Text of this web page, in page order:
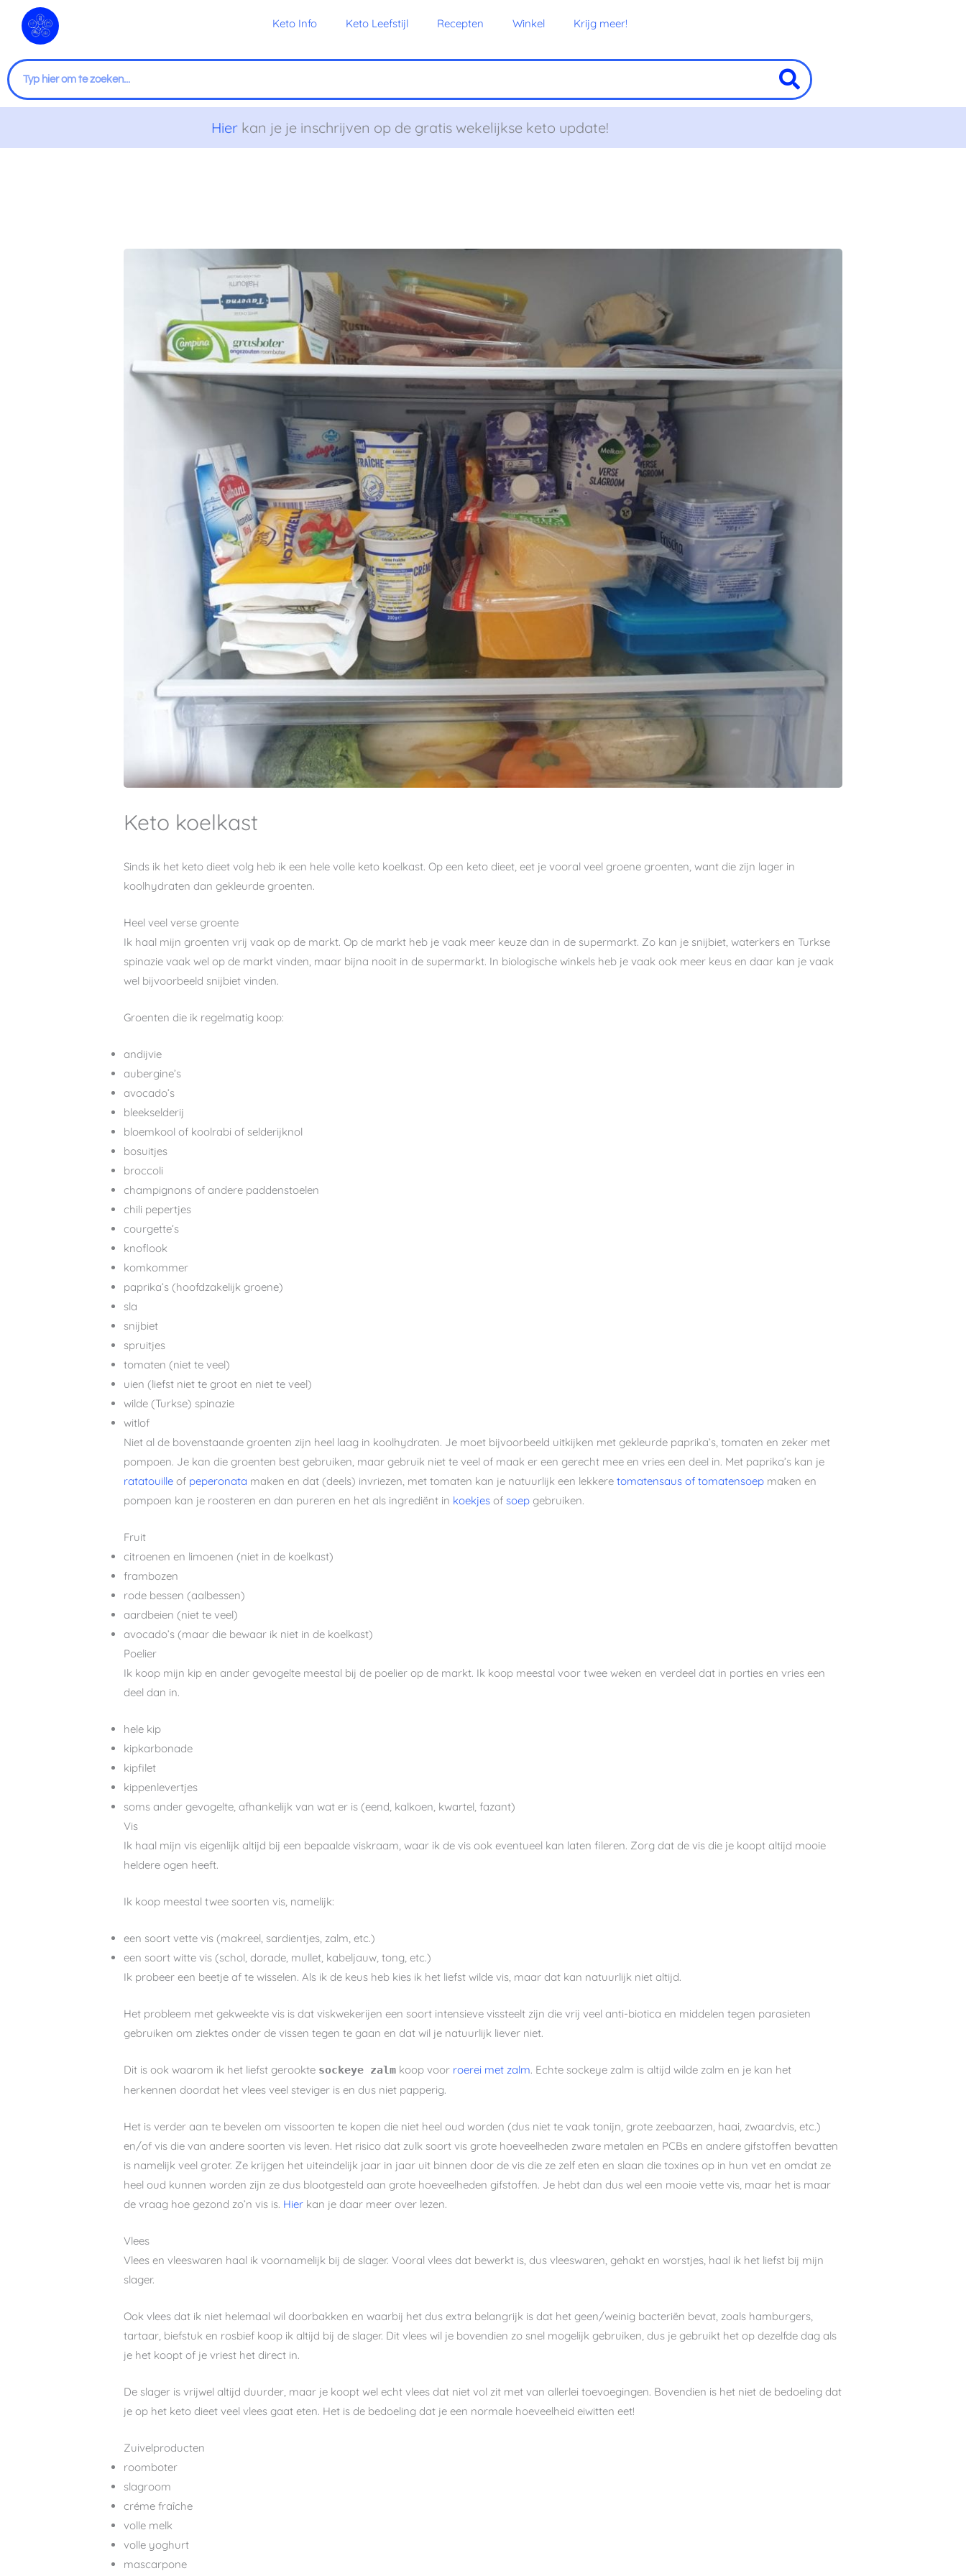
naar
inhoud
Keto Info Keto Leefstijl Recepten Winkel Krijg meer!
Zoeken
Hierkan je je inschrijven op de gratis wekelijkse keto update!
Keto koelkast
Sinds ik het keto dieet volg heb ik een hele volle keto koelkast. Op een keto dieet, eet je vooral veel groene groenten, want die zijn lager in
koolhydraten dan gekleurde groenten.
Heel veel verse groente
Ik haal mijn groenten vrij vaak op de markt. Op de markt heb je vaak meer keuze dan in de supermarkt. Zo kan je snijbiet, waterkers en Turkse
spinazie vaak wel op de markt vinden, maar bijna nooit in de supermarkt. In biologische winkels heb je vaak ook meer keus en daar kan je vaak
wel bijvoorbeeld snijbiet vinden.
Groenten die ik regelmatig koop:
andijvie
aubergine’s
avocado’s
bleekselderij
bloemkool of koolrabi of selderijknol
bosuitjes
broccoli
champignons of andere paddenstoelen
chili pepertjes
courgette’s
knoflook
komkommer
paprika’s (hoofdzakelijk groene)
sla
snijbiet
spruitjes
tomaten (niet te veel)
uien (liefst niet te groot en niet te veel)
wilde (Turkse) spinazie
witlof
Niet al de bovenstaande groenten zijn heel laag in koolhydraten. Je moet bijvoorbeeld uitkijken met gekleurde paprika’s, tomaten en zeker met
pompoen. Je kan die groenten best gebruiken, maar gebruik niet te veel of maak er een gerecht mee en vries een deel in. Met paprika’s kan je
ratatouille of peperonata maken en dat (deels) invriezen, met tomaten kan je natuurlijk een lekkeretomatensaus of tomatensoep maken en
pompoen kan je roosteren en dan pureren en het als ingrediënt in koekjes ofsoep gebruiken.
Fruit
citroenen en limoenen (niet in de koelkast)
frambozen
rode bessen (aalbessen)
aardbeien (niet te veel)
avocado’s (maar die bewaar ik niet in de koelkast)
Poelier
Ik koop mijn kip en ander gevogelte meestal bij de poelier op de markt. Ik koop meestal voor twee weken en verdeel dat in porties en vries een
deel dan in.
hele kip
kipkarbonade
kipfilet
kippenlevertjes
soms ander gevogelte, afhankelijk van wat er is (eend, kalkoen, kwartel, fazant)
Vis
Ik haal mijn vis eigenlijk altijd bij een bepaalde viskraam, waar ik de vis ook eventueel kan laten fileren. Zorg dat de vis die je koopt altijd mooie
heldere ogen heeft.
Ik koop meestal twee soorten vis, namelijk:
een soort vette vis (makreel, sardientjes, zalm, etc.)
een soort witte vis (schol, dorade, mullet, kabeljauw, tong, etc.)
Ik probeer een beetje af te wisselen. Als ik de keus heb kies ik het liefst wilde vis, maar dat kan natuurlijk niet altijd.
Het probleem met gekweekte vis is dat viskwekerijen een soort intensieve vissteelt zijn die vrij veel anti-biotica en middelen tegen parasieten
gebruiken om ziektes onder de vissen tegen te gaan en dat wil je natuurlijk liever niet.
Dit is ook waarom ik het liefst gerookte sockeye zalm koop voor roerei met zalm. Echte sockeye zalm is altijd wilde zalm en je kan het
herkennen doordat het vlees veel steviger is en dus niet papperig.
Het is verder aan te bevelen om vissoorten te kopen die niet heel oud worden (dus niet te vaak tonijn, grote zeebaarzen, haai, zwaardvis, etc.)
en/of vis die van andere soorten vis leven. Het risico dat zulk soort vis grote hoeveelheden zware metalen en PCBs en andere gifstoffen bevatten
is namelijk veel groter. Ze krijgen het uiteindelijk jaar in jaar uit binnen door de vis die ze zelf eten en slaan die toxines op in hun vet en omdat ze
heel oud kunnen worden zijn ze dus blootgesteld aan grote hoeveelheden gifstoffen. Je hebt dan dus wel een mooie vette vis, maar het is maar
de vraag hoe gezond zo’n vis is. Hier kan je daar meer over lezen.
Vlees
Vlees en vleeswaren haal ik voornamelijk bij de slager. Vooral vlees dat bewerkt is, dus vleeswaren, gehakt en worstjes, haal ik het liefst bij mijn
slager.
Ook vlees dat ik niet helemaal wil doorbakken en waarbij het dus extra belangrijk is dat het geen/weinig bacteriën bevat, zoals hamburgers,
tartaar, biefstuk en rosbief koop ik altijd bij de slager. Dit vlees wil je bovendien zo snel mogelijk gebruiken, dus je gebruikt het op dezelfde dag als
je het koopt of je vriest het direct in.
De slager is vrijwel altijd duurder, maar je koopt wel echt vlees dat niet vol zit met van allerlei toevoegingen. Bovendien is het niet de bedoeling dat
je op het keto dieet veel vlees gaat eten. Het is de bedoeling dat je een normale hoeveelheid eiwitten eet!
Zuivelproducten
roomboter
slagroom
créme fraîche
volle melk
volle yoghurt
mascarpone